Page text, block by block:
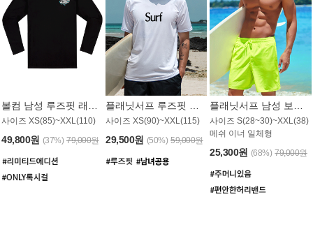
사이즈 XS(85)~XXL(110)
49,800원 (37%) 79,000원
사이즈 XS(90)~XXL(115)
29,500원 (50%) 59,000원
사이즈 S(28~30)~XXL(38)
메쉬 이너 일체형
25,300원 (68%) 79,000원